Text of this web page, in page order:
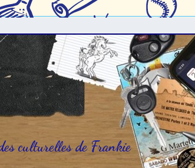
culturelles de Frankie